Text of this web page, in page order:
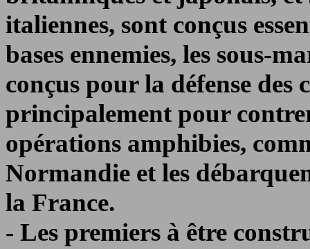
italiennes, sont conçus
bases ennemies, les sous-
conçus pour la défense des
principalement pour
opérations amphibies,
Normandie et les
la France.
- Les premiers à être